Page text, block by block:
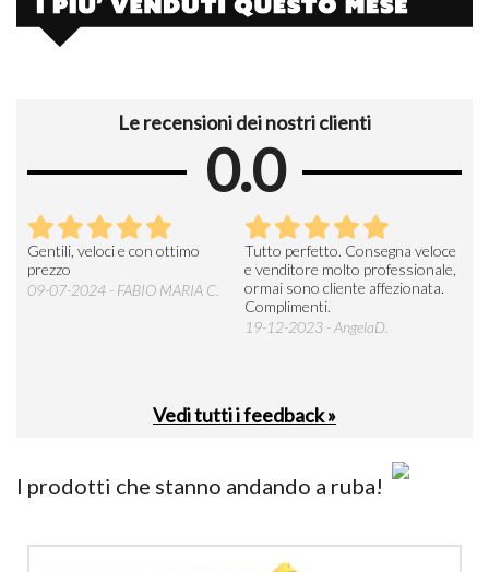
Le recensioni dei nostri clienti
0.0
Gentili, veloci e con ottimo
prezzo
09-07-2024 - FABIO MARIA C.
Tutto perfetto. Consegna veloce
e venditore molto professionale,
ormai sono cliente affezionata.
Complimenti.
19-12-2023 - AngelaD.
Vedi tutti i feedback »
I prodotti che stanno andando a ruba!